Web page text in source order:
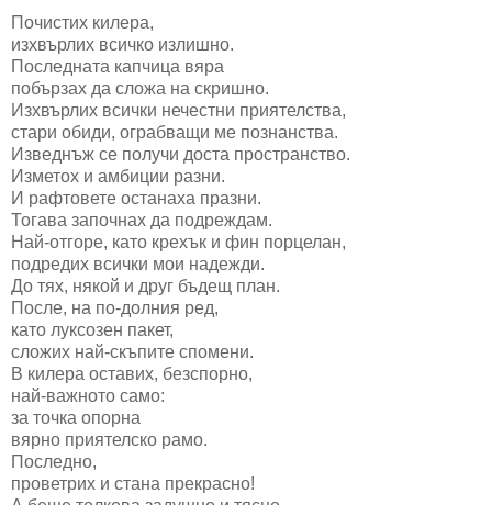
Почистих килера,
изхвърлих всичко излишно.
Последната капчица вяра
побързах да сложа на скришно.
Изхвърлих всички нечестни приятелства,
стари обиди, ограбващи ме познанства.
Изведнъж се получи доста пространство.
Изметох и амбиции разни.
И рафтовете останаха празни.
Тогава започнах да подреждам.
Най-отгоре, като крехък и фин порцелан,
подредих всички мои надежди.
До тях, някой и друг бъдещ план.
После, на по-долния ред,
като луксозен пакет,
сложих най-скъпите спомени.
В килера оставих, безспорно,
най-важното само:
за точка опорна
вярно приятелско рамо.
Последно,
проветрих и стана прекрасно!